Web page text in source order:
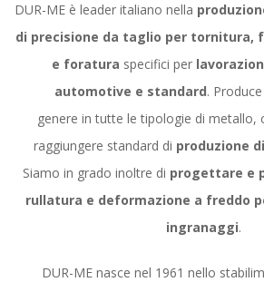
DUR-ME è leader italiano nella
di precisione da taglio per tornitura,
e foratura specifici per
automotive e standard.
genere in tutte le tipologie di metallo,
raggiungere standard di produzione
Siamo in grado inoltre di progettare e
rullatura e deformazione a freddo
ingranaggi.
DUR-ME nasce nel 1961 nello